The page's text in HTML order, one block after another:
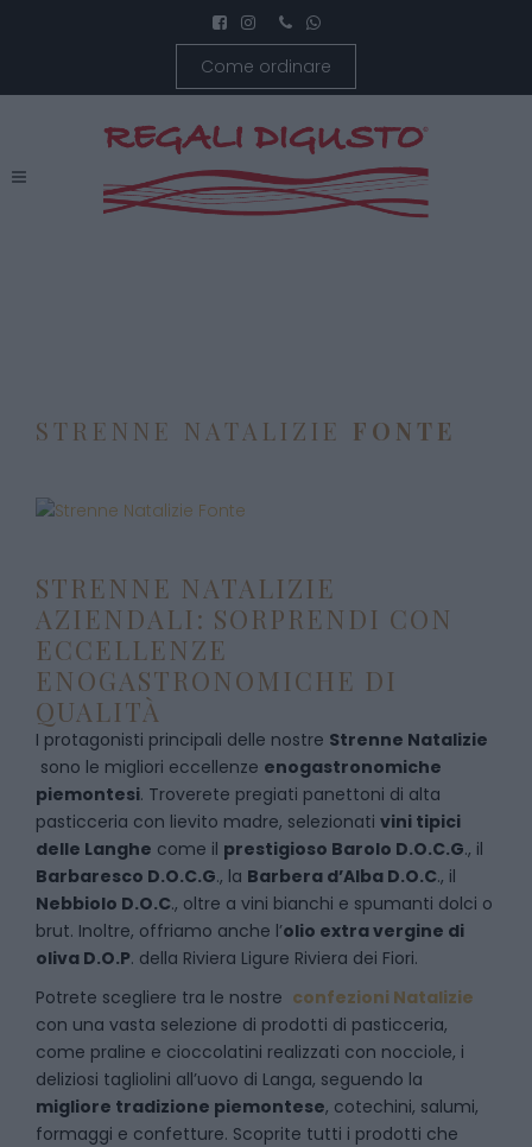
Come ordinare
STRENNE NATALIZIE FONTE
STRENNE NATALIZIE
AZIENDALI: SORPRENDI CON
ECCELLENZE
ENOGASTRONOMICHE DI
QUALITÀ
I protagonisti principali delle nostre Strenne Natalizie
sono le migliori eccellenze enogastronomiche
piemontesi. Troverete pregiati panettoni di alta
pasticceria con lievito madre, selezionati vini tipici
delle Langhe come il prestigioso Barolo D.O.C.G., il
Barbaresco D.O.C.G., la Barbera d’Alba D.O.C., il
Nebbiolo D.O.C., oltre a vini bianchi e spumanti dolci o
brut. Inoltre, offriamo anche l’olio extra vergine di
oliva D.O.P. della Riviera Ligure Riviera dei Fiori.
Potrete scegliere tra le nostre confezioni Natalizie
con una vasta selezione di prodotti di pasticceria,
come praline e cioccolatini realizzati con nocciole, i
deliziosi tagliolini all’uovo di Langa, seguendo la
migliore tradizione piemontese, cotechini, salumi,
formaggi e confetture. Scoprite tutti i prodotti che